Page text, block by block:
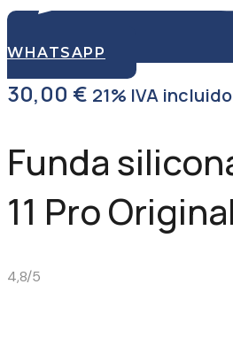
WHATSAPP
30,00 € 21% IVA incluido
Funda
11 Pro Original
4,8/5